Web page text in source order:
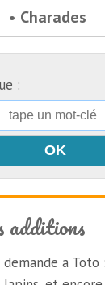
Charades
:
additions
a Toto :